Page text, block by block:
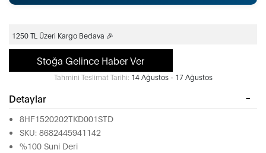
1250 TL Üzeri Kargo Bedava 🎉
Stoğa Gelince Haber Ver
Tahmini Teslimat Tarihi: 14 Ağustos - 17 Ağustos
Detaylar
8HF1520202TKD001STD
SKU: 8682445941142
%100 Suni Deri